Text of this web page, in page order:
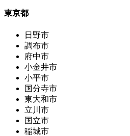
東京都
日野市
調布市
府中市
小金井市
小平市
国分寺市
東大和市
立川市
国立市
稲城市